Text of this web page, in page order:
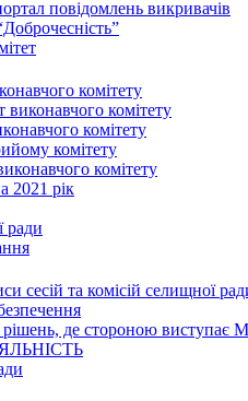
повідомлень викривачів
комітету
виконавчого комітету
комітету
комітету
комітету
2021 рік
ради
сесій та комісій селищної
рішень, де стороною виступає